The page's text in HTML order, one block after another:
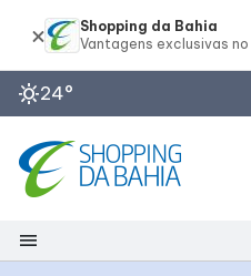
sunny24°
Horários de Funcionamento
Lojas
Outback Steakhouse
menu
Shopping da Bahia